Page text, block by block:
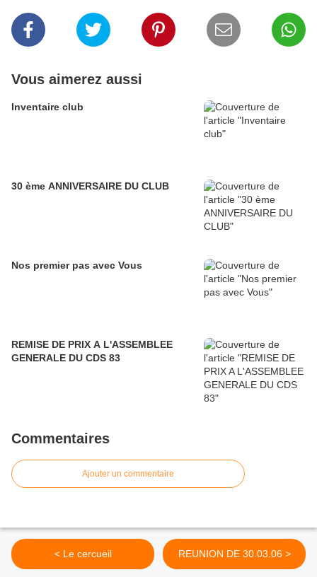
Vous aimerez aussi
Inventaire club
30 ème ANNIVERSAIRE DU CLUB
Nos premier pas avec Vous
REMISE DE PRIX A L'ASSEMBLEE
GENERALE DU CDS 83
Commentaires
Ajouter un commentaire
< Le cercueil REUNION DE 30.03.06 >